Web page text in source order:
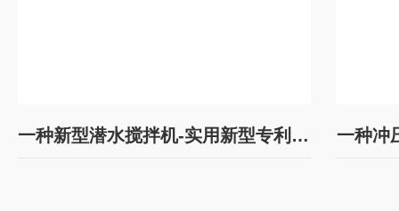
一种新型潜水搅拌机-实用新型专利证书 一种冲